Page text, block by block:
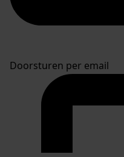
Doorsturen per email